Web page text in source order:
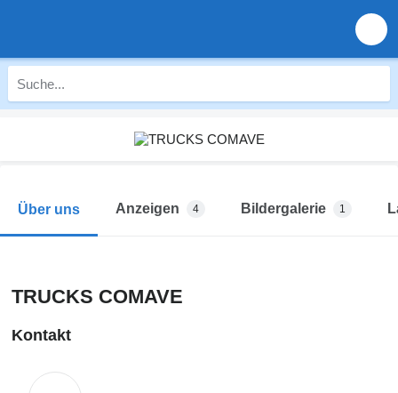
Über uns Anzeigen 4 Bildergalerie 1
TRUCKS COMAVE
Kontakt